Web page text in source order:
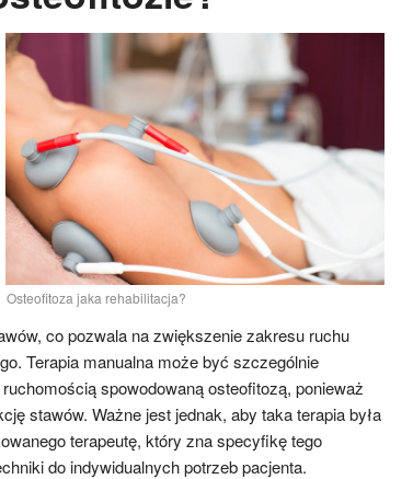
Osteofitoza jaka rehabilitacja?
co pozwala na zwiększenie zakresu ruchu
Terapia manualna może być szczególnie
spowodowaną osteofitozą, ponieważ
stawów. Ważne jest jednak, aby taka terapia była
terapeutę, który zna specyfikę tego
do indywidualnych potrzeb pacjenta.